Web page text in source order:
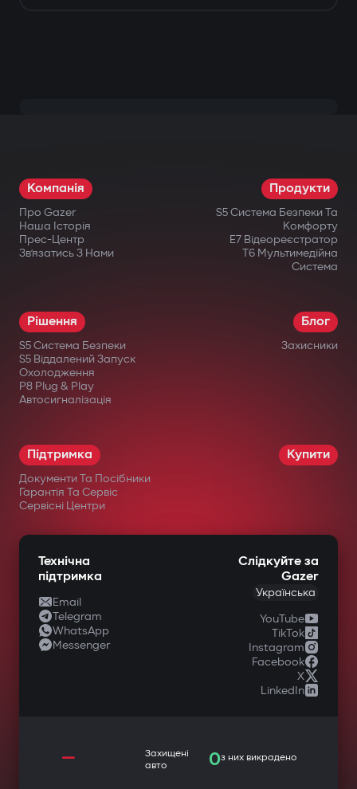
Компанія
Про Gazer
Наша Історія
Прес-Центр
Зв’язатись З Нами
Продукти
S5 Система Безпеки Та
Комфорту
E7 Відеореєстратор
T6 Мультимедійна
Система
Рішення
S5 Система Безпеки
S5 Віддалений Запуск
Охолодження
P8 Plug & Play
Автосигналізація
Блог
Захисники
Підтримка
Документи Та Посібники
Гарантія Та Сервіс
Сервісні Центри
Купити
Технічна
підтримка
Email
Telegram
WhatsApp
Messenger
Слідкуйте за
Gazer
Українська
YouTube
TikTok
Instagram
Facebook
X
LinkedIn
—
Захищені
авто
0з них викрадено